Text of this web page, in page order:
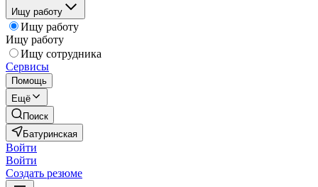
Ищу работу
Ищу работу
Ищу работу
Ищу сотрудника
Сервисы
Помощь
Ещё
Поиск
Батуринская
Войти
Войти
Создать резюме